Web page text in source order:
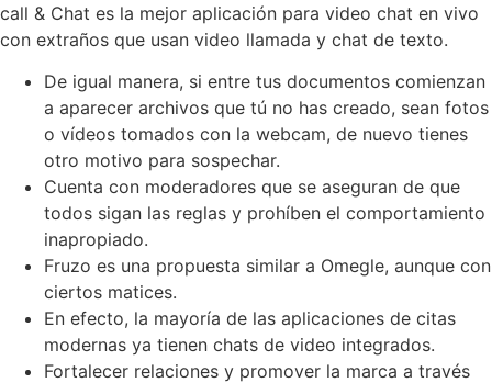
call & Chat es la mejor aplicación para video chat en vivo
con extraños que usan video llamada y chat de texto.
De igual manera, si entre tus documentos comienzan
a aparecer archivos que tú no has creado, sean fotos
o vídeos tomados con la webcam, de nuevo tienes
otro motivo para sospechar.
Cuenta con moderadores que se aseguran de que
todos sigan las reglas y prohíben el comportamiento
inapropiado.
Fruzo es una propuesta similar a Omegle, aunque con
ciertos matices.
En efecto, la mayoría de las aplicaciones de citas
modernas ya tienen chats de video integrados.
Fortalecer relaciones y promover la marca a través